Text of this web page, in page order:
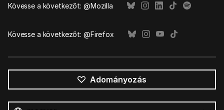
Kövesse a következőt: @Mozilla
Kövesse a következőt: @Firefox
Adományozás
nyelv
Nyelv